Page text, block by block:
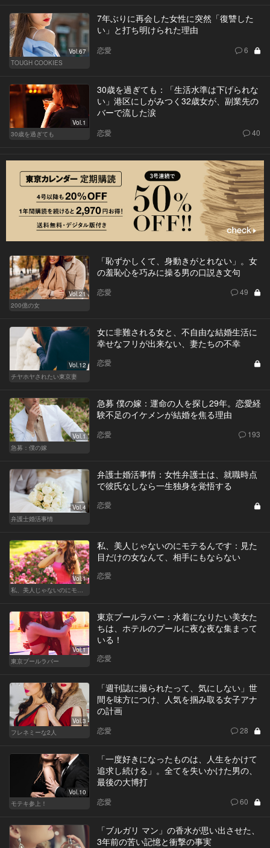
Vol.67
TOUGH COOKIES
7年ぶりに再会した女性に突然「復讐した
い」と打ち明けられた理由
恋愛 6
Vol.1
30歳を過ぎても
30歳を過ぎても：「生活水準は下げられな
い」港区にしがみつく32歳女が、副業先の
バーで流した涙
恋愛 40
Vol.21
200億の女
「恥ずかしくて、身動きがとれない」。女
の羞恥心を巧みに操る男の口説き文句
恋愛 49
Vol.12
チヤホヤされたい東京妻
女に非難される女と、不自由な結婚生活に
幸せなフリが出来ない、妻たちの不幸
恋愛
Vol.1
急募：僕の嫁
急募 僕の嫁：運命の人を探し29年。恋愛経
験不足のイケメンが結婚を焦る理由
恋愛 193
Vol.4
弁護士婚活事情
弁護士婚活事情：女性弁護士は、就職時点
で彼氏なしなら一生独身を覚悟する
恋愛
Vol.1
私、美人じゃないのにモテるんです。
私、美人じゃないのにモテるんです：見た
目だけの女なんて、相手にもならない
恋愛
Vol.1
東京プールラバー
東京プールラバー：水着になりたい美女た
ちは、ホテルのプールに夜な夜な集まって
いる！
恋愛
Vol.3
フレネミーな2人
「週刊誌に撮られたって、気にしない」世
間を味方につけ、人気を掴み取る女子アナ
の計画
恋愛 28
Vol.10
モテキ参上！
「一度好きになったものは、人生をかけて
追求し続ける」。全てを失いかけた男の、
最後の大博打
恋愛 60
「ブルガリ マン」の香水が思い出させた、
3年前の苦い記憶と衝撃の事実